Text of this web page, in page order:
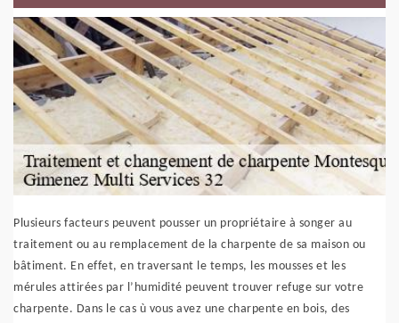
Plusieurs facteurs peuvent pousser un propriétaire à songer au
traitement ou au remplacement de la charpente de sa maison ou
bâtiment. En effet, en traversant le temps, les mousses et les
mérules attirées par l’humidité peuvent trouver refuge sur votre
charpente. Dans le cas ù vous avez une charpente en bois, des